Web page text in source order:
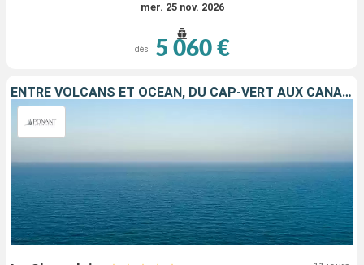
mer. 25 nov. 2026
dès 5 060 €
ENTRE VOLCANS ET OCÉAN, DU CAP-VERT AUX CANARIES